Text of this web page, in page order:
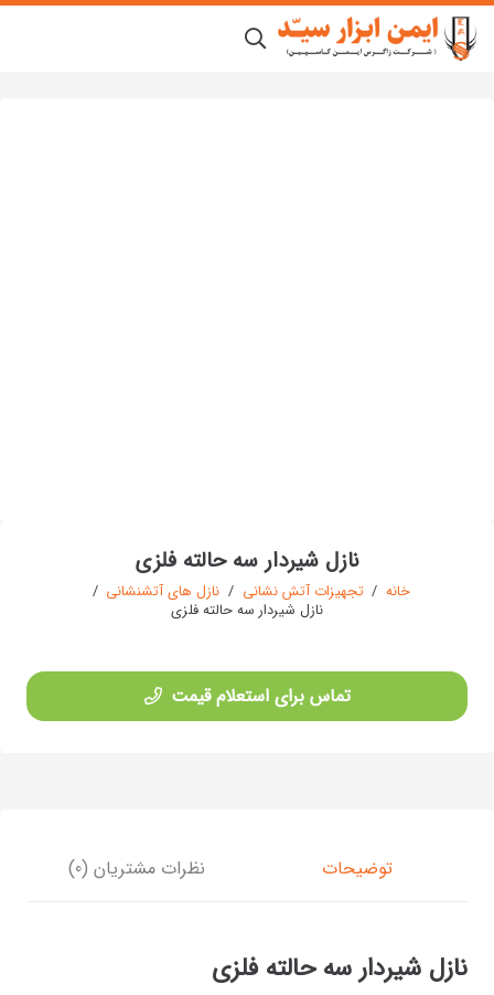
نازل شیردار سه حالته فلزی
خانه / تجهیزات آتش نشانی / نازل های آتشنشانی /
نازل شیردار سه حالته فلزی
تماس برای استعلام قیمت
توضیحات نظرات مشتریان (0)
نازل شیردار سه حالته فلزی